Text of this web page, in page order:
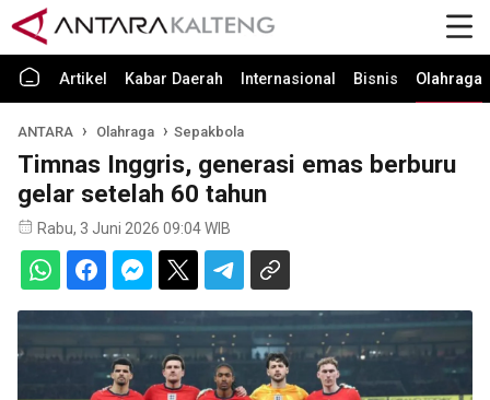
Artikel Kabar Daerah Internasional Bisnis Olahraga
ANTARA Olahraga Sepakbola
Timnas Inggris, generasi emas berburu
gelar setelah 60 tahun
Rabu, 3 Juni 2026 09:04 WIB